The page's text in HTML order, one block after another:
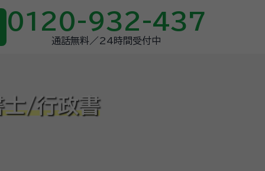
0120-932-437
通話無料／24時間受付中
士/行政書